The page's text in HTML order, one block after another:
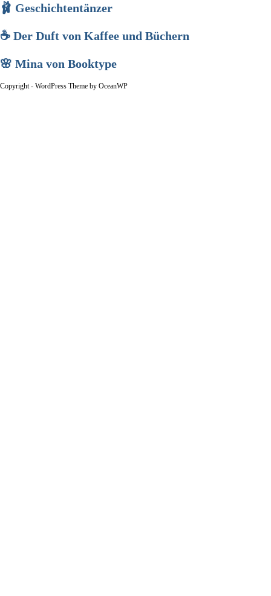
🩰 Geschichtentänzer
☕ Der Duft von Kaffee und Büchern
🌸 Mina von Booktype
Copyright - WordPress Theme by OceanWP